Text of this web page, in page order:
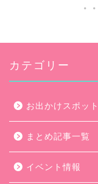
カテゴリー
お出かけスポット
まとめ記事一覧
イベント情報